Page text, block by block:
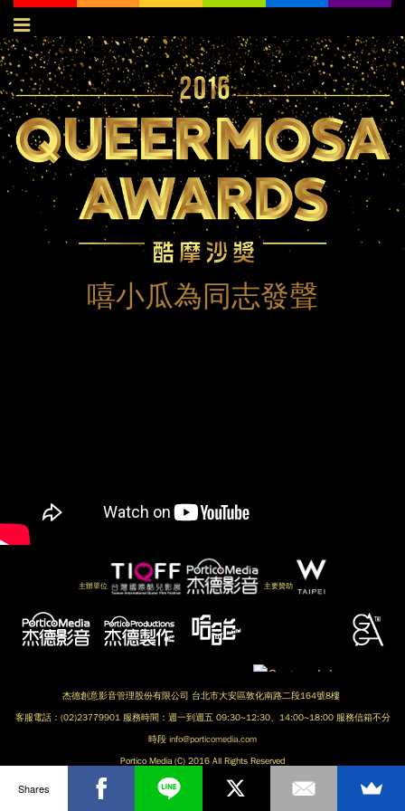
Jump to navigation
嘻小瓜為同志發聲
主辦單位 主要贊助
杰德創意影音管理股份有限公司 台北市大安區敦化南路二段164號8樓
客服電話：(02)23779901 服務時間：週一到週五 09:30~12:30、14:00~18:00 服務信箱不分
時段 info@porticomedia.com
Portico Media (C) 2016 All Rights Reserved
Shares